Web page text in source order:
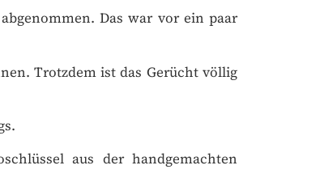
Das war vor ein paar
Trotzdem ist das Gerücht völlig
aus der handgemachten